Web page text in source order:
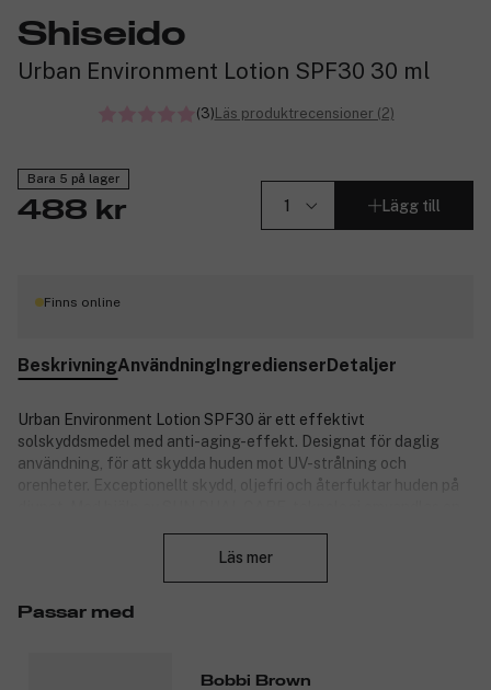
Shiseido
Urban Environment Lotion SPF30 30 ml
(3)Läs produktrecensioner (2)
Bara 5 på lager
488 kr Lägg till
Finns online
BeskrivningAnvändningIngredienserDetaljer
Urban Environment Lotion SPF30 är ett effektivt
solskyddsmedel med anti-aging-effekt. Designat för daglig
användning, för att skydda huden mot UV-strålning och
orenheter. Exceptionellt skydd, oljefri och återfuktar huden på
ålderstecken och gör huden vacker. Superveil-UV 360-teknologi
som förhindrar oxidation av talg.
Läs mer
Passar med
Bobbi Brown